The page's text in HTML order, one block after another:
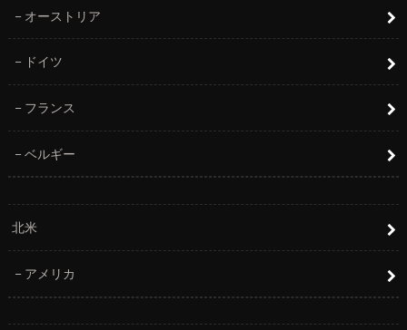
オーストリア
ドイツ
フランス
ベルギー
北米
アメリカ